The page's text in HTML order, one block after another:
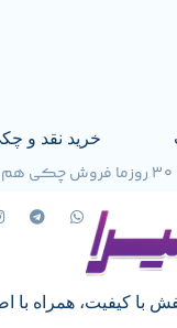
خرید نقد و
ما فروش چکی هم
با کیفیت، همراه با